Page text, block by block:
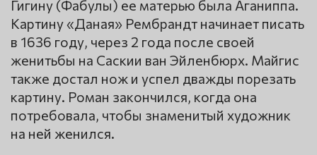
Гигину (Фабулы) ее матерью была Аганиппа.
Картину «Даная» Рембрандт начинает писать
в 1636 году, через 2 года после своей
женитьбы на Саскии ван Эйленбюрх. Майгис
также достал нож и успел дважды порезать
картину. Роман закончился, когда она
потребовала, чтобы знаменитый художник
на ней женился.